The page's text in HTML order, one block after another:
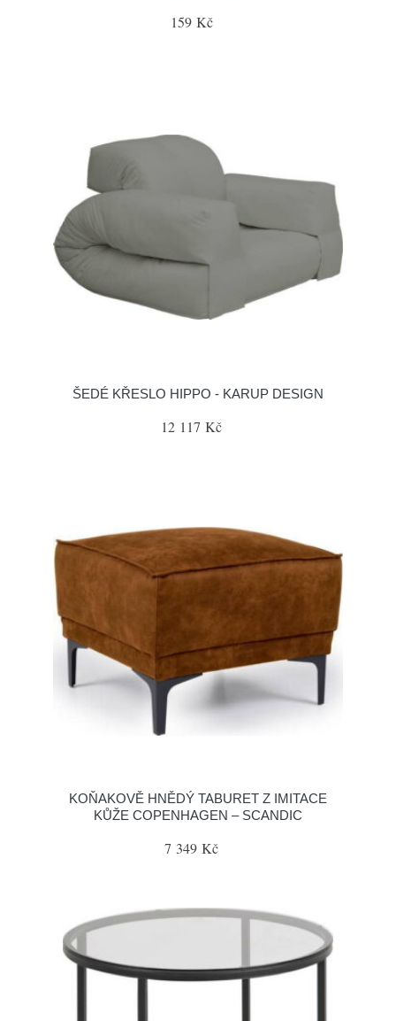
159 Kč
ŠEDÉ KŘESLO HIPPO - KARUP DESIGN
12 117 Kč
KOŇAKOVĚ HNĚDÝ TABURET Z IMITACE
KŮŽE COPENHAGEN – SCANDIC
7 349 Kč